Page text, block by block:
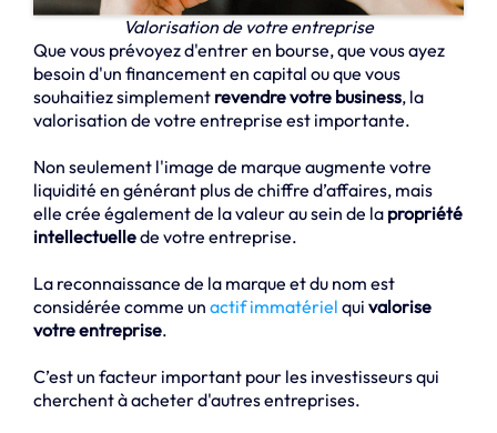
Valorisation de votre entreprise
Que vous prévoyez d'entrer en bourse, que vous ayez
besoin d'un financement en capital ou que vous
souhaitiez simplement revendre votre business, la
valorisation de votre entreprise est importante.
Non seulement l'image de marque augmente votre
liquidité en générant plus de chiffre d’affaires, mais
elle crée également de la valeur au sein de la propriété
intellectuellede votre entreprise.
La reconnaissance de la marque et du nom est
considérée comme un actif immatériel qui valorise
votre entreprise.
C’est un facteur important pour les investisseurs qui
cherchent à acheter d'autres entreprises.